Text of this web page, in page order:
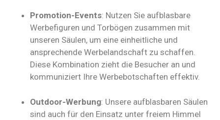
Promotion-Events: Nutzen Sie aufblasbare
Werbefiguren und Torbögen zusammen mit
unseren Säulen, um eine einheitliche und
ansprechende Werbelandschaft zu schaffen.
Diese Kombination zieht die Besucher an und
kommuniziert Ihre Werbebotschaften effektiv.
Outdoor-Werbung: Unsere aufblasbaren Säulen
sind auch für den Einsatz unter freiem Himmel